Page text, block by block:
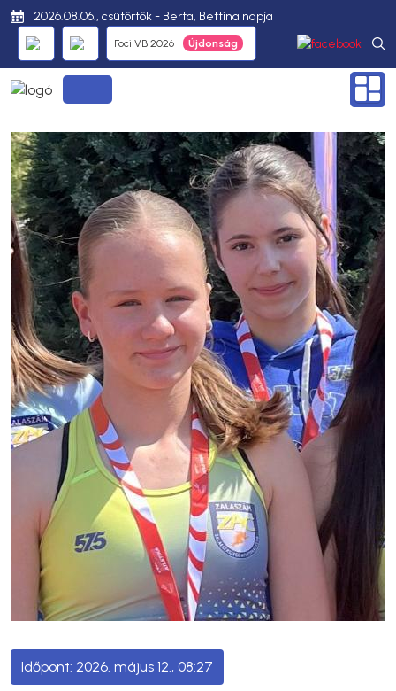
2026.08.06., csütörtök - Berta, Bettina napja
Foci VB 2026
2026. május 12., 08:27